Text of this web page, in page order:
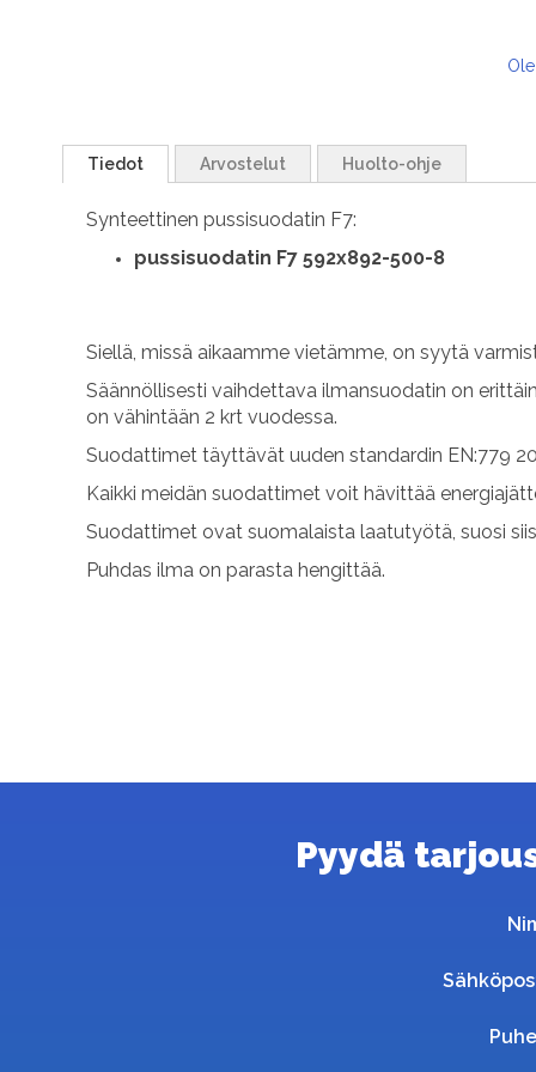
Tiedot
Synteettinen pussisuodatin F7:
pussisuodatin F7 592x892-500-8
Siellä, missä aikaamme vietämme, on syytä
Säännöllisesti vaihdettava ilmansuodatin on
on vähintään 2 krt vuodessa.
Suodattimet täyttävät uuden standardin EN:779
Kaikki meidän suodattimet voit hävittää
Suodattimet ovat suomalaista laatutyötä, suosi
Puhdas ilma on parasta hengittää.
Arvostelut Huolto-ohje
Pyydä